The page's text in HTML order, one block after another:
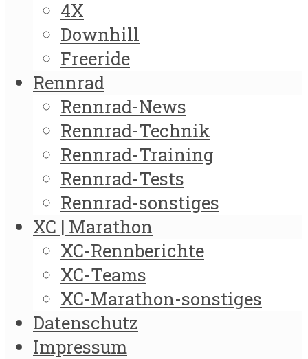
4X
Downhill
Freeride
Rennrad
Rennrad-News
Rennrad-Technik
Rennrad-Training
Rennrad-Tests
Rennrad-sonstiges
XC | Marathon
XC-Rennberichte
XC-Teams
XC-Marathon-sonstiges
Datenschutz
Impressum